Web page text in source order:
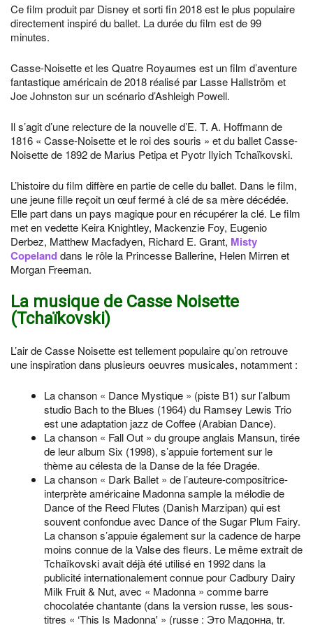
Ce film produit par Disney et sorti fin 2018 est le plus populaire
directement inspiré du ballet. La durée du film est de 99
minutes.
Casse-Noisette et les Quatre Royaumes est un film d’aventure
fantastique américain de 2018 réalisé par Lasse Hallström et
Joe Johnston sur un scénario d’Ashleigh Powell.
Il s’agit d’une relecture de la nouvelle d’E. T. A. Hoffmann de
1816 « Casse-Noisette et le roi des souris » et du ballet Casse-
Noisette de 1892 de Marius Petipa et Pyotr Ilyich Tchaïkovski.
L’histoire du film diffère en partie de celle du ballet. Dans le film,
une jeune fille reçoit un œuf fermé à clé de sa mère décédée.
Elle part dans un pays magique pour en récupérer la clé. Le film
met en vedette Keira Knightley, Mackenzie Foy, Eugenio
Derbez, Matthew Macfadyen, Richard E. Grant, Misty
Copelanddans le rôle la Princesse Ballerine, Helen Mirren et
Morgan Freeman.
La musique de Casse Noisette
(Tchaïkovski)
L’air de Casse Noisette est tellement populaire qu’on retrouve
une inspiration dans plusieurs oeuvres musicales, notamment :
La chanson « Dance Mystique » (piste B1) sur l’album
studio Bach to the Blues (1964) du Ramsey Lewis Trio
est une adaptation jazz de Coffee (Arabian Dance).
La chanson « Fall Out » du groupe anglais Mansun, tirée
de leur album Six (1998), s’appuie fortement sur le
thème au célesta de la Danse de la fée Dragée.
La chanson « Dark Ballet » de l’auteure-compositrice-
interprète américaine Madonna sample la mélodie de
Dance of the Reed Flutes (Danish Marzipan) qui est
souvent confondue avec Dance of the Sugar Plum Fairy.
La chanson s’appuie également sur la cadence de harpe
moins connue de la Valse des fleurs. Le même extrait de
Tchaïkovski avait déjà été utilisé en 1992 dans la
publicité internationalement connue pour Cadbury Dairy
Milk Fruit & Nut, avec « Madonna » comme barre
chocolatée chantante (dans la version russe, les sous-
titres « ‘This Is Madonna' » (russe : Это Мадонна, tr.